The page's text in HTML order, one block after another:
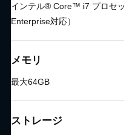
インテル® Core™ i7 プロセ
Enterprise対応）
メモリ
最大64GB
ストレージ